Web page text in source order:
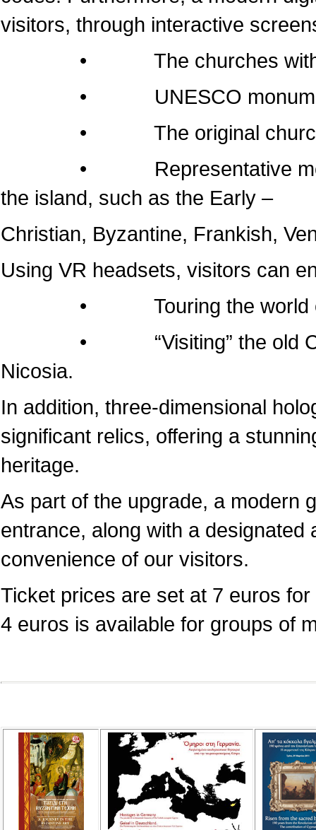
visitors, through interactive
• The churches within
• UNESCO
• The original churches
• Representative
the island, such as the Early –
Christian, Byzantine, Frankish,
Using VR headsets, visitors can
• Touring the world of
• “Visiting” the old
Nicosia.
In addition, three-dimensional
significant relics, offering a
heritage.
As part of the upgrade, a modern
entrance, along with a
convenience of our visitors.
Ticket prices are set at 7 euros
4 euros is available for groups of